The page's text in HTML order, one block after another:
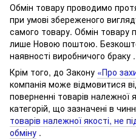
Обмін товару проводимо
при умові збереженого
самого товару. Обмін товару
лише Новою поштою.
наявності виробничого браку .
Крім того, до Закону «Про
компанія може відмовитися
поверненні товарів належної
категорій, що зазначені в
товарів належної якості, не
обміну .